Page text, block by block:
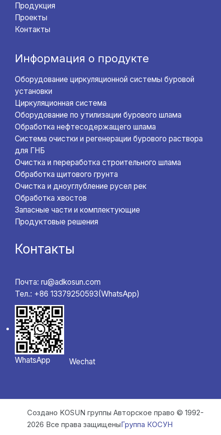
Продукция
Проекты
Контакты
Информация о продукте
Оборудование циркуляционной системы буровой
установки
Циркуляционная система
Оборудование по утилизации бурового шлама
Обработка нефтесодержащего шлама
Система очистки и регенерации бурового раствора
для ГНБ
Очистка и переработка строительного шлама
Обработка щитового грунта
Очистка и дноуглубление русел рек
Обработка хвостов
Запасные части и комплектующие
Продуктовые решения
Контакты
Почта: ru@adkosun.com
Тел.: +86 13379250593(WhatsApp)
WhatsApp Wechat
Создано KOSUN группы Авторское право © 1992-
2026 Все права защищеныГруппа КОСУН